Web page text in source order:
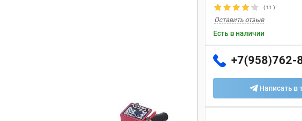
(11 )
Оставить отзыв
Есть в наличии
+7(958)762-
Написать в